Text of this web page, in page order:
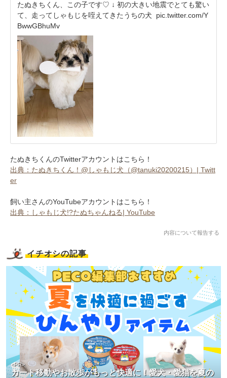
たぬきちくん、この子です♡ ↓ 初の大きい地震でとても驚い
て、走ってしゃもじを咥えてきたうちの犬
pic.twitter.com/Y
BwwGBhuMv
たぬきちくんのTwitterアカウントはこちら！
出典：たぬきちくん！@しゃもじ犬（@tanuki20200215）| Twitt
er
飼い主さんのYouTubeアカウントはこちら！
出典：しゃもじ犬!?たぬちゃんねる| YouTube
内容について報告する
イチオシの記事
カート移動やお散歩がもっと快適に！愛犬・愛猫を夏の
<PR>